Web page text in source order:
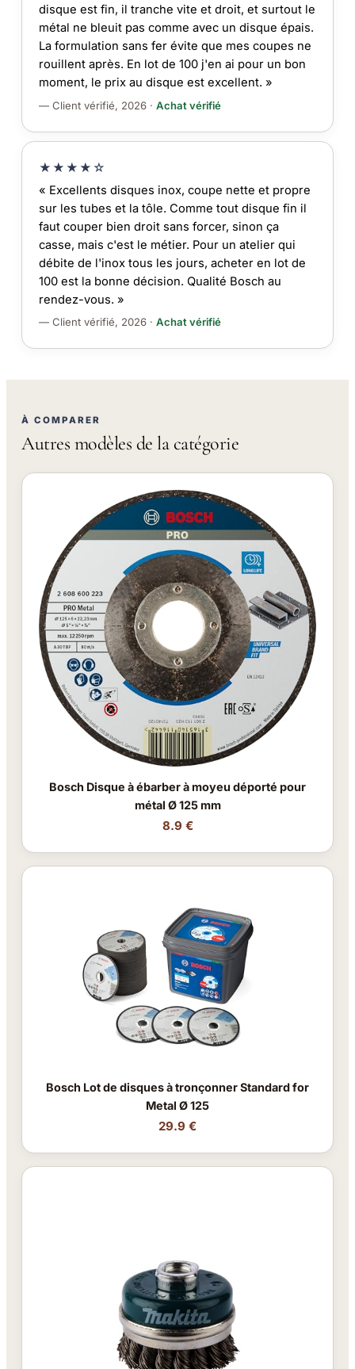
disque est fin, il tranche vite et droit, et surtout le
métal ne bleuit pas comme avec un disque épais.
La formulation sans fer évite que mes coupes ne
rouillent après. En lot de 100 j'en ai pour un bon
moment, le prix au disque est excellent. »
— Client vérifié, 2026 · Achat vérifié
★★★★☆
« Excellents disques inox, coupe nette et propre
sur les tubes et la tôle. Comme tout disque fin il
faut couper bien droit sans forcer, sinon ça
casse, mais c'est le métier. Pour un atelier qui
débite de l'inox tous les jours, acheter en lot de
100 est la bonne décision. Qualité Bosch au
rendez-vous. »
— Client vérifié, 2026 · Achat vérifié
À COMPARER
Autres modèles de la catégorie
Bosch Disque à ébarber à moyeu déporté pour
métal Ø 125 mm
8.9 €
Bosch Lot de disques à tronçonner Standard for
Metal Ø 125
29.9 €